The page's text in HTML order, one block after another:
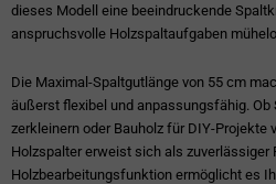
dieses Modell eine beeindruckende
anspruchsvolle Holzspaltaufgaben
Die Maximal-Spaltgutlänge von 55 cm
äußerst flexibel und anpassungsfähig. Ob
zerkleinern oder Bauholz für DIY-Projekte
Holzspalter erweist sich als zuverlässiger
Holzbearbeitungsfunktion ermöglicht es